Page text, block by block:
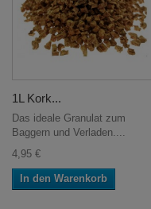
1L Kork...
Das ideale Granulat zum
Baggern und Verladen....
4,95 €
In den Warenkorb